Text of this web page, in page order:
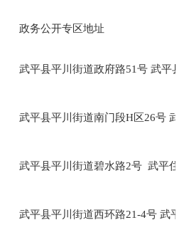
政务公开专区地址
武平县平川街道政府路51号 武平县
武平县平川街道南门段H区26号 武
武平县平川街道碧水路2号 武平住
武平县平川街道西环路21-4号 武平